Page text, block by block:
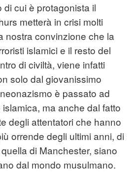
di cui è protagonista il
metterà in crisi molti
nostra convinzione che la
islamici e il resto del
di civiltà, viene infatti
solo dal giovanissimo
è passato ad
ma anche dal fatto
degli attentatori che hanno
orrende degli ultimi anni, di
di Manchester, siano
dal mondo musulmano.